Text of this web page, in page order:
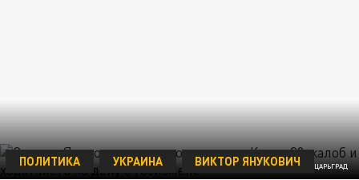
ФОТО: ЦАРЬГРАД
ПОЛИТИКА УКРАИНА ВИКТОР ЯНУКОВИЧ